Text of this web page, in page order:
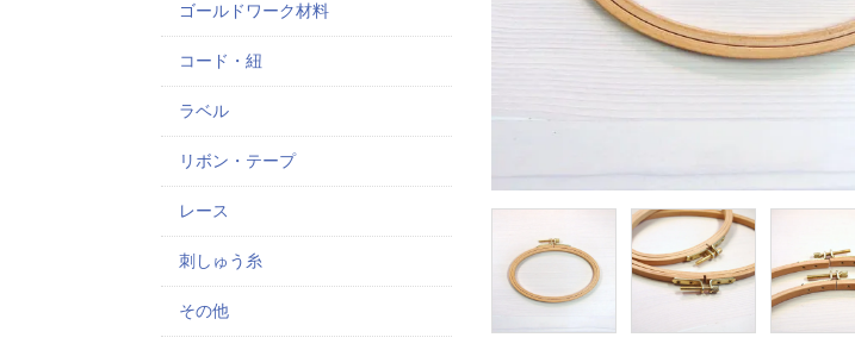
ゴールドワーク材料
コード・紐
ラベル
リボン・テープ
レース
刺しゅう糸
その他